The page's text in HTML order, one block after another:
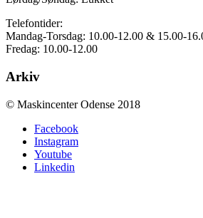
Telefontider:
Mandag-Torsdag: 10.00-12.00 & 15.00-
Fredag: 10.00-12.00
Arkiv
© Maskincenter Odense 2018
Facebook
Instagram
Youtube
Linkedin